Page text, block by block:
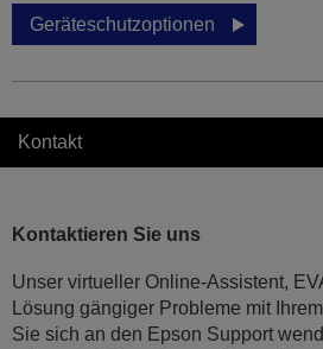
Geräteschutzoptionen
Kontakt
Kontaktieren Sie uns
Unser virtueller Online-Assistent,
Lösung gängiger Probleme mit
Sie sich an den Epson Support